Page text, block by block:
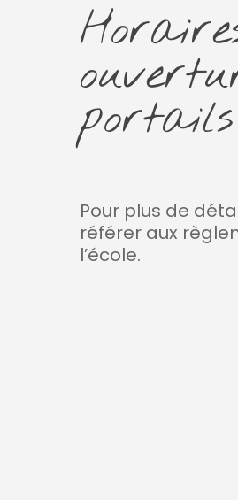
Hit enter
portails
Pour plus de
référer aux
l’école.